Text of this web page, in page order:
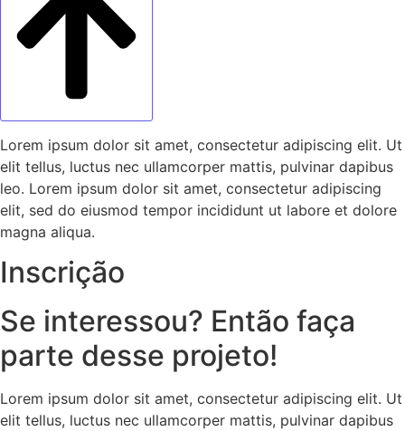
Lorem ipsum dolor sit amet, consectetur adipiscing elit. Ut
elit tellus, luctus nec ullamcorper mattis, pulvinar dapibus
leo. Lorem ipsum dolor sit amet, consectetur adipiscing
elit, sed do eiusmod tempor incididunt ut labore et dolore
magna aliqua.
Inscrição
Se interessou? Então faça
parte desse projeto!
Lorem ipsum dolor sit amet, consectetur adipiscing elit. Ut
elit tellus, luctus nec ullamcorper mattis, pulvinar dapibus